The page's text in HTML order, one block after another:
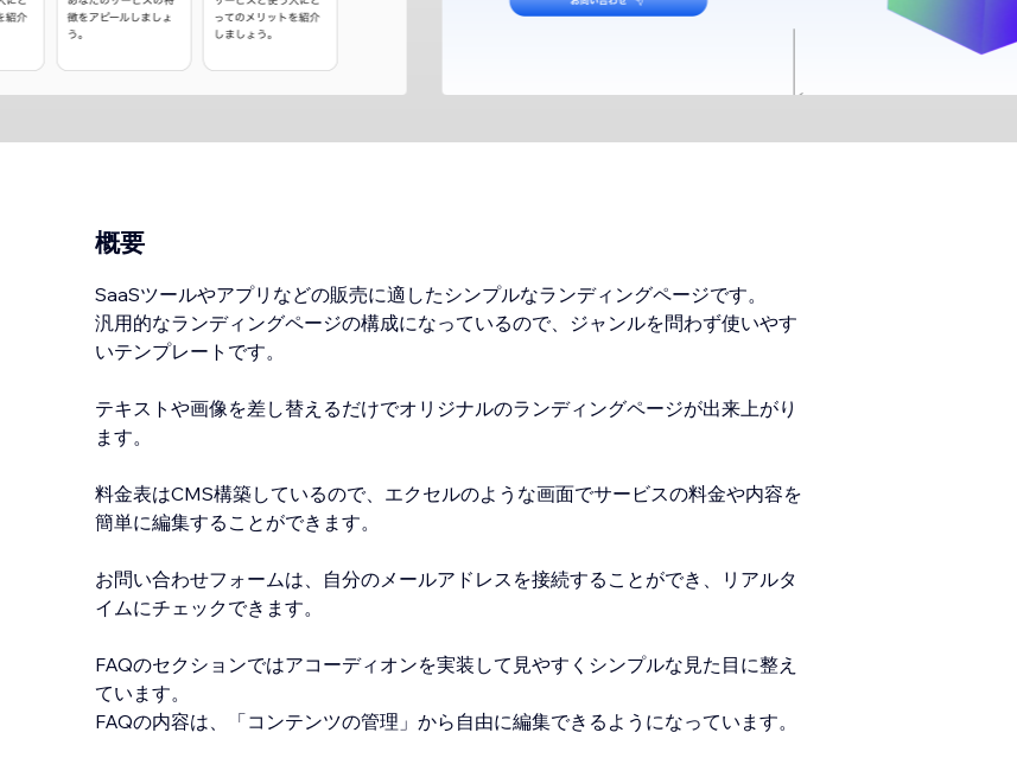
概要
SaaSツールやアプリなどの販売に適したシンプルなランディングページです。
汎用的なランディングページの構成になっているので、ジャンルを問わず使いやす
いテンプレートです。
テキストや画像を差し替えるだけでオリジナルのランディングページが出来上がり
ます。
料金表はCMS構築しているので、エクセルのような画面でサービスの料金や内容を
簡単に編集することができます。
お問い合わせフォームは、自分のメールアドレスを接続することができ、リアルタ
イムにチェックできます。
FAQのセクションではアコーディオンを実装して見やすくシンプルな見た目に整え
ています。
FAQの内容は、「コンテンツの管理」から自由に編集できるようになっています。